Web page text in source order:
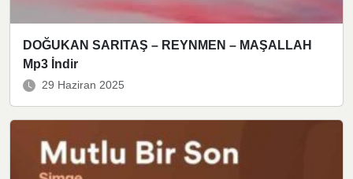
DOĞUKAN SARITAŞ – REYNMEN – MAŞALLAH
Mp3 İndir
29 Haziran 2025